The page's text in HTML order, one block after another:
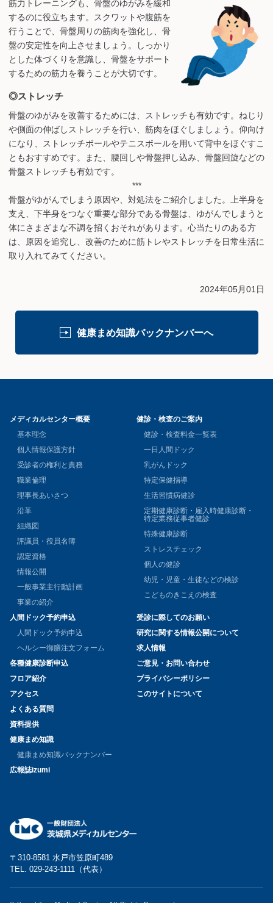
筋力トレーニングも、骨盤のゆがみを緩和
するのに役立ちます。スクワットや腹筋を
行うことで、骨盤周りの筋肉を強化し、骨
盤の安定性を向上させましょう。しっかり
とした体づくりを意識し、骨盤をサポート
するための筋力を養うことが大切です。
◎ストレッチ
骨盤のゆがみを改善するためには、ストレッチも有効です。ねじり
や側面の伸ばしストレッチを行い、筋肉をほぐしましょう。仰向け
になり、ストレッチボールやテニスボールを用いて背中をほぐすこ
ともおすすめです。また、腰回しや骨盤押し込み、骨盤回旋などの
骨盤ストレッチも有効です。
***
骨盤がゆがんでしまう原因や、対処法をご紹介しました。上半身を
支え、下半身をつなぐ重要な部分である骨盤は、ゆがんでしまうと
体にさまざまな不調を招くおそれがあります。心当たりのある方
は、原因を追究し、改善のために筋トレやストレッチを日常生活に
取り入れてみてください。
2024年05月01日
健康まめ知識バックナンバーへ
メディカルセンター概要
基本理念
個人情報保護方針
受診者の権利と責務
職業倫理
理事長あいさつ
沿革
組織図
評議員・役員名簿
認定資格
情報公開
一般事業主行動計画
事業の紹介
健診・検査のご案内
健診・検査料金一覧表
一日人間ドック
乳がんドック
特定保健指導
生活習慣病健診
定期健康診断・雇入時健康診断・
特定業務従事者健診
特殊健康診断
ストレスチェック
個人の健診
幼児・児童・生徒などの検診
こどものきこえの検査
人間ドック予約申込
人間ドック予約申込
ヘルシー御膳注文フォーム
各種健康診断申込
フロア紹介
アクセス
よくある質問
資料提供
健康まめ知識
健康まめ知識バックナンバー
広報誌izumi
受診に際してのお願い
研究に関する情報公開について
求人情報
ご意見・お問い合わせ
プライバシーポリシー
このサイトについて
〒310-8581 水戸市笠原町489
TEL. 029-243-1111（代表）